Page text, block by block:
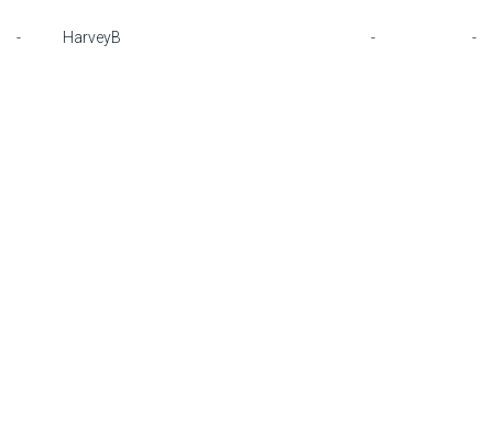
- HarveyB - -